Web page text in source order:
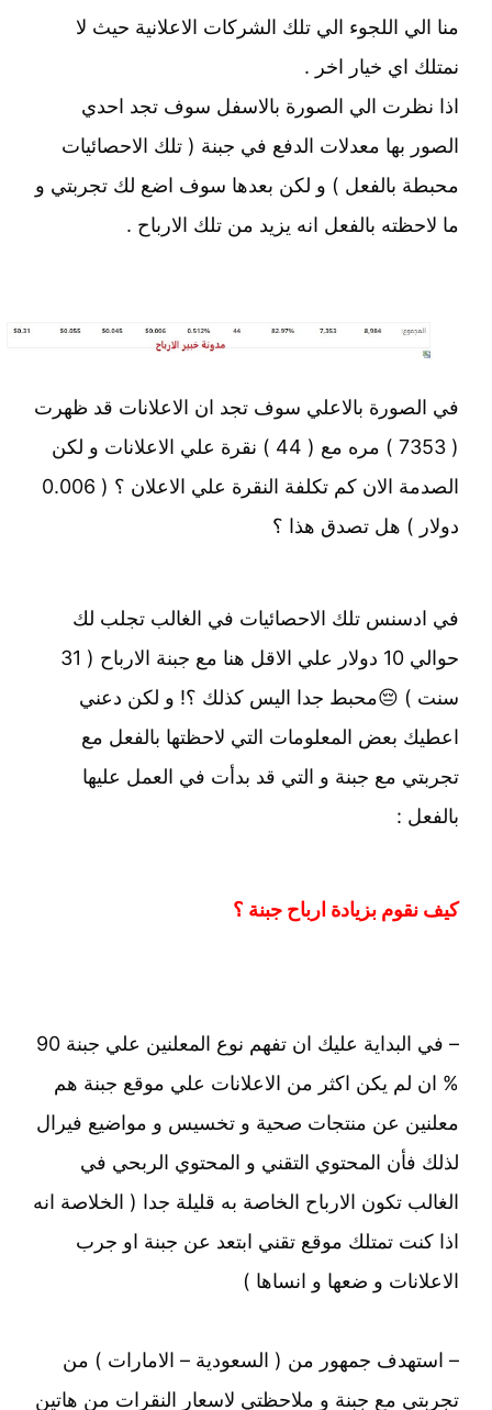
منا الي اللجوء الي تلك الشركات الاعلانية حيث لا
نمتلك اي خيار اخر .
اذا نظرت الي الصورة بالاسفل سوف تجد احدي
الصور بها معدلات الدفع في جبنة ( تلك الاحصائيات
محبطة بالفعل ) و لكن بعدها سوف اضع لك تجربتي و
ما لاحظته بالفعل انه يزيد من تلك الارباح .
في الصورة بالاعلي سوف تجد ان الاعلانات قد ظهرت
( 7353 ) مره مع ( 44 ) نقرة علي الاعلانات و لكن
الصدمة الان كم تكلفة النقرة علي الاعلان ؟ ( 0.006
دولار ) هل تصدق هذا ؟
في ادسنس تلك الاحصائيات في الغالب تجلب لك
حوالي 10 دولار علي الاقل هنا مع جبنة الارباح ( 31
سنت ) 😔محبط جدا اليس كذلك ؟! و لكن دعني
اعطيك بعض المعلومات التي لاحظتها بالفعل مع
تجربتي مع جبنة و التي قد بدأت في العمل عليها
بالفعل :
كيف نقوم بزيادة ارباح جبنة ؟
– في البداية عليك ان تفهم نوع المعلنين علي جبنة 90
% ان لم يكن اكثر من الاعلانات علي موقع جبنة هم
معلنين عن منتجات صحية و تخسيس و مواضيع فيرال
لذلك فأن المحتوي التقني و المحتوي الربحي في
الغالب تكون الارباح الخاصة به قليلة جدا ( الخلاصة انه
اذا كنت تمتلك موقع تقني ابتعد عن جبنة او جرب
الاعلانات و ضعها و انساها )
– استهدف جمهور من ( السعودية – الامارات ) من
تجربتي مع جبنة و ملاحظتي لاسعار النقرات من هاتين